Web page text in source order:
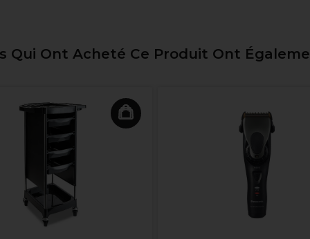
Qui Ont Acheté Ce Produit Ont